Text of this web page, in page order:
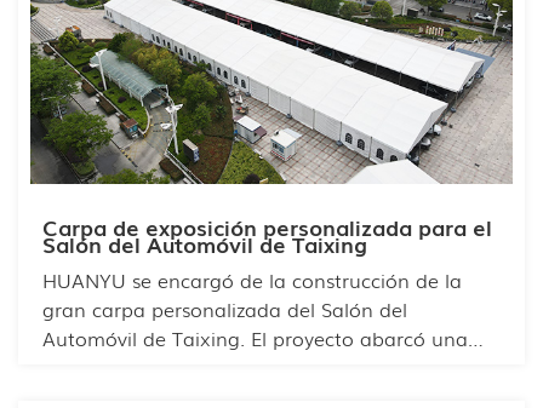
Carpa de exposición personalizada para el
Salón del Automóvil de Taixing
HUANYU se encargó de la construcción de la
gran carpa personalizada del Salón del
Automóvil de Taixing. El proyecto abarcó una